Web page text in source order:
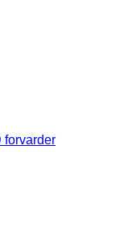
forvarder